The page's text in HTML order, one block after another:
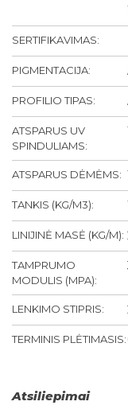
SERTIFIKAVIMAS:
PIGMENTACIJA:
PROFILIO TIPAS:
ATSPARUS UV
SPINDULIAMS:
ATSPARUS DĖMĖMS:
TANKIS (KG/M3):
LINIJINĖ MASĖ (KG/M):
TAMPRUMO
MODULIS (MPA):
LENKIMO STIPRIS:
TERMINIS PLĖTIMASIS:
Atsiliepimai